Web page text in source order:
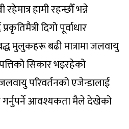
रहेमात्र हामी रहन्छौँ भन्ने
दिगो पूर्वाधार
मुलुकहरू बढी मात्रामा जलवायु
सिकार भइरहेको
परिवर्तनको एजेन्डालाई
गर्नुपर्ने आवश्यकता मैले देखेको